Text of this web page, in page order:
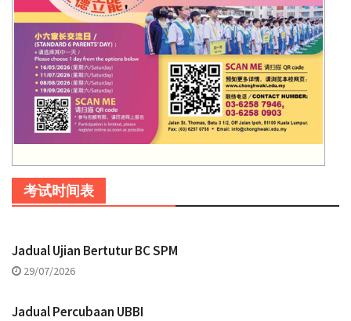
考试时间表
Jadual Ujian Bertutur BC SPM
29/07/2026
Jadual Percubaan UBBI